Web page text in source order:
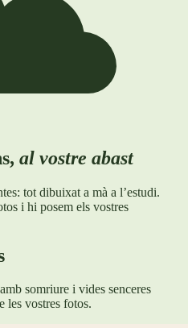
al vostre abast
tot dibuixat a mà a l’estudi.
i hi posem els vostres
somriure i vides senceres
les vostres fotos.